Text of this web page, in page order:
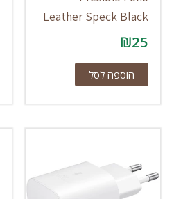
Leather Speck Black
₪25
הוספה לסל